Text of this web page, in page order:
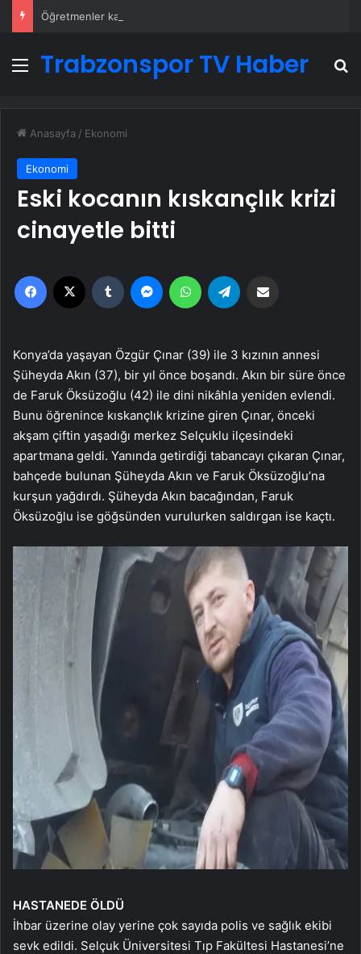
Öğretmenler kaza yaptı! 28 yaralı!
Menü
Trabzonspor TV Haber
Anasayfa / Ekonomi
Ekonomi
Eski kocanın kıskançlık krizi
cinayetle bitti
Facebook Tumblr MessengerWhatsApp
Konya’da yaşayan Özgür Çınar (39) ile 3 kızının annesi
Şüheyda Akın (37), bir yıl önce boşandı. Akın bir süre önce
de Faruk Öksüzoğlu (42) ile dini nikâhla yeniden evlendi.
Bunu öğrenince kıskançlık krizine giren Çınar, önceki
akşam çiftin yaşadığı merkez Selçuklu ilçesindeki
apartmana geldi. Yanında getirdiği tabancayı çıkaran Çınar,
bahçede bulunan Şüheyda Akın ve Faruk Öksüzoğlu’na
kurşun yağdırdı. Şüheyda Akın bacağından, Faruk
Öksüzoğlu ise göğsünden vurulurken saldırgan ise kaçtı.
HASTANEDE ÖLDÜ
İhbar üzerine olay yerine çok sayıda polis ve sağlık ekibi
sevk edildi. Selçuk Üniversitesi Tıp Fakültesi Hastanesi’ne